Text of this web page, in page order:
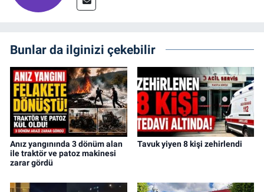
Bunlar da ilginizi çekebilir
Anız yangınında 3 dönüm alan
ile traktör ve patoz makinesi
zarar gördü
Tavuk yiyen 8 kişi zehirlendi